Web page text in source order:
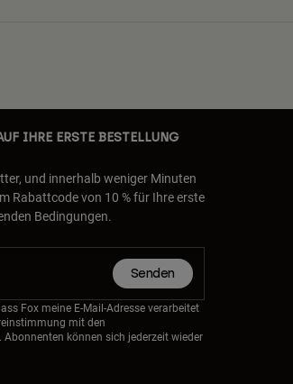
IHRE ERSTE BESTELLUNG
und innerhalb weniger Minuten
Rabattcode von 10 % für Ihre erste
Bedingungen.
Senden
Fox meine E-Mail-Adresse verarbeitet
mit den
Abonnenten können sich jederzeit wieder